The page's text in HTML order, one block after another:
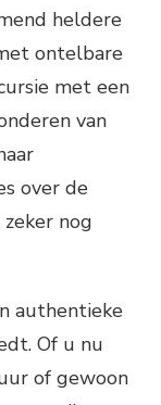
heldere
ontelbare
met een
van
over de
nog
authentieke
Of u nu
of gewoon